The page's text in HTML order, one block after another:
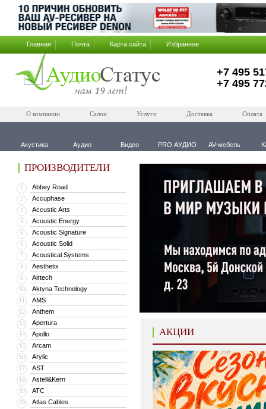
Главная Почта Карта сайта Избранное
+7 495
+7 495
О компании Салон Услуги Доставка Оплата
Акустика Аудио Видео PRO АУДИО AV-мебель
ПРОИЗВОДИТЕЛИ
1 Abbey Road
2 Accuphase
3 Accustic Arts
4 Acoustic Energy
5 Acoustic Signature
6 Acoustic Solid
7 Acoustical Systems
8 Aesthetix
9 Airtech
10 Aktyna Technology
11 AMS
12 Anthem
13 Apertura
14 Apollo
15 Arcam
16 Arylic
17 AST
18 Astell&Kern
19 ATC
20 Atlas Cables
АКЦИИ